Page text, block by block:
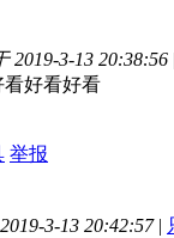
2019-3-13 20:38:56
看好看好看
举报
3-13 20:42:57 |